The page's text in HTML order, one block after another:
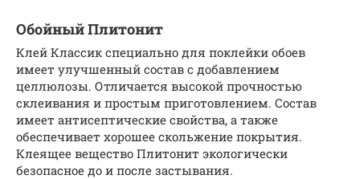
Обойный Плитонит
Клей Классик специально для поклейки обоев
имеет улучшенный состав с добавлением
целлюлозы. Отличается высокой прочностью
склеивания и простым приготовлением. Состав
имеет антисептические свойства, а также
обеспечивает хорошее скольжение покрытия.
Клеящее вещество Плитонит экологически
безопасное до и после застывания.